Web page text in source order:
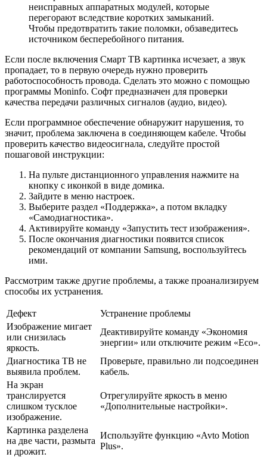
неисправных аппаратных модулей, которые
перегорают вследствие коротких замыканий.
Чтобы предотвратить такие поломки, обзаведитесь
источником бесперебойного питания.
Если после включения Смарт ТВ картинка исчезает, а звук
пропадает, то в первую очередь нужно проверить
работоспособность провода. Сделать это можно с помощью
программы Moninfo. Софт предназначен для проверки
качества передачи различных сигналов (аудио, видео).
Если программное обеспечение обнаружит нарушения, то
значит, проблема заключена в соединяющем кабеле. Чтобы
проверить качество видеосигнала, следуйте простой
пошаговой инструкции:
На пульте дистанционного управления нажмите на
кнопку с иконкой в виде домика.
Зайдите в меню настроек.
Выберите раздел «Поддержка», а потом вкладку
«Самодиагностика».
Активируйте команду «Запустить тест изображения».
После окончания диагностики появится список
рекомендаций от компании Samsung, воспользуйтесь
ими.
Рассмотрим также другие проблемы, а также проанализируем
способы их устранения.
Дефект
Устранение проблемы
Изображение мигает
или снизилась
яркость.
Деактивируйте команду «Экономия
энергии» или отключите режим «Eco».
Диагностика ТВ не
выявила проблем.
Проверьте, правильно ли подсоединен
кабель.
На экран
транслируется
слишком тусклое
изображение.
Отрегулируйте яркость в меню
«Дополнительные настройки».
Картинка разделена
на две части, размыта
и дрожит.
Используйте функцию «Avto Motion
Plus».